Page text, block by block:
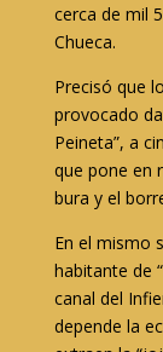
cerca de mil
Chueca.
Precisó que
provocado
Peineta”, a
que pone en
bura y el
En el mismo
habitante de
canal del
depende la